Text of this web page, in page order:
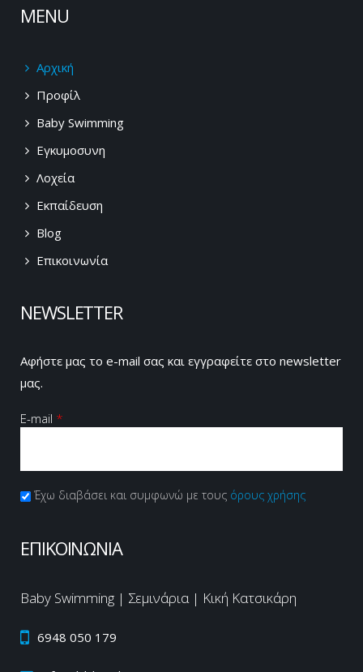
MENU
Αρχική
Προφίλ
Baby Swimming
Εγκυμοσυνη
Λοχεία
Εκπαίδευση
Blog
Επικοινωνία
NEWSLETTER
Αφήστε μας το e-mail σας και εγγραφείτε στο newsletter
μας.
E-mail *
Πολιτική Απορρήτου *
Έχω διαβάσει και συμφωνώ με τους όρους χρήσης
This
question is
whether or
not you are
visitor and
ΕΠΙΚΟΙΝΩΝΙΑ
Baby Swimming | Σεμινάρια | Κική Κατσικάρη
6948 050 179